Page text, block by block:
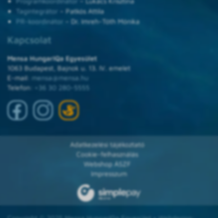
Tagintegrátor
– Patkós Attila
PR-koordinátor – Dr. Imreh-Tóth Mónika
Kapcsolat
Mensa HungarIQa Egyesület
1063 Budapest, Bajnok u. 13. IV. emelet
E-mail: mensa@mensa.hu
Telefon:
+36 30 280-5555
Adatkezelési tájékoztató
Cookie-felhasználás
Webshop ÁSZF
Impresszum